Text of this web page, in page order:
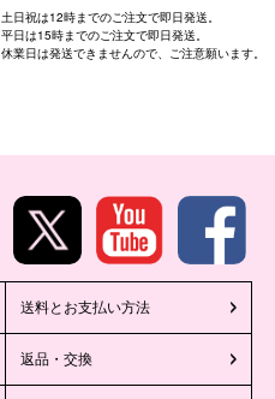
土日祝は12時までのご注文で即日発送。
平日は15時までのご注文で即日発送。
休業日は発送できませんので、ご注意願います。
送料とお支払い方法
返品・交換